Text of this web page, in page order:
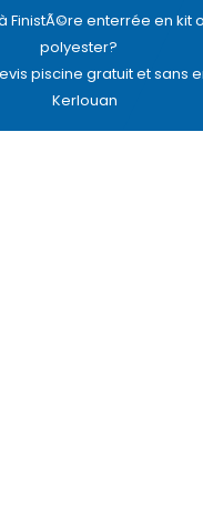
FinistÃ©re enterrée en kit
polyester?
piscine gratuit et sans
Kerlouan